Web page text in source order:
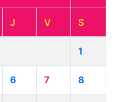
J V S
1
6 7 8